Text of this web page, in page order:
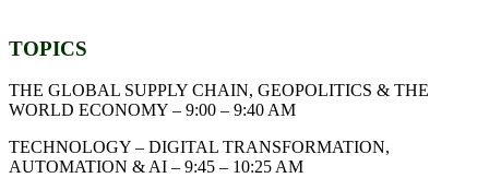
TOPICS
THE GLOBAL SUPPLY CHAIN, GEOPOLITICS & THE
WORLD ECONOMY – 9:00 – 9:40 AM
TECHNOLOGY – DIGITAL TRANSFORMATION,
AUTOMATION & AI – 9:45 – 10:25 AM